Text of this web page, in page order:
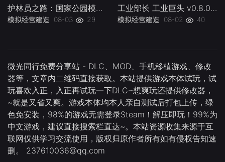
护林员之路：国家公园模拟器 Ranger s Path National Park Simulator Build.22275395 官方中文 支持手柄 容量21.3G -下载-游戏本体-绿色免安装-解压即玩~
模拟经营建造 08-03 29
工业部长 工业巨头 v0.8.0 全DLC Captain.of.Industry.Build.22268086 官方中文 容量3.55G -下载-游戏本体-绿色免安装-解压即玩~
模拟经营建造 08-02 40
微光同行免费分享站 - DLC、MOD、手机移植游戏、修改
器等，文章内二维码直接获取。本站提供游戏本体试玩，试
玩喜欢入正，入正再试玩一下DLC~想爽玩还提供修改器，
~就是又省又爽。游戏本体均本人亲自测试后打包上传，绿
色免安装，98%的游戏无需登录Steam！解压即玩！99%为
中文游戏，建议直接搜索栏直达~。本站资源收集来源于互
联网仅供学习交流使用，版权归原作者所有如有侵权告知速
删。 237610036@qq.com